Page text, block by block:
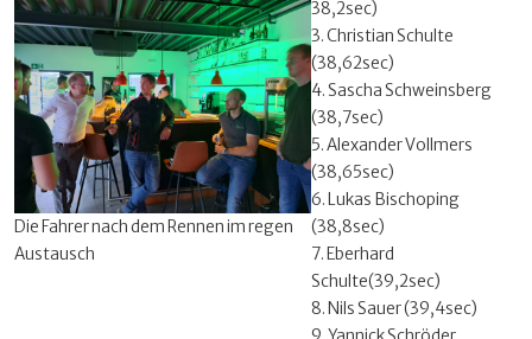
Die Fahrer nach dem Rennen im regen
Austausch
38,2sec)
3. Christian Schulte
(38,62sec)
4. Sascha Schweinsberg
(38,7sec)
5. Alexander Vollmers
(38,65sec)
6. Lukas Bischoping
(38,8sec)
7. Eberhard
Schulte(39,2sec)
8. Nils Sauer (39,4sec)